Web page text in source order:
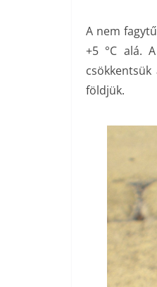
A nem
+5 °C alá.
földjük.